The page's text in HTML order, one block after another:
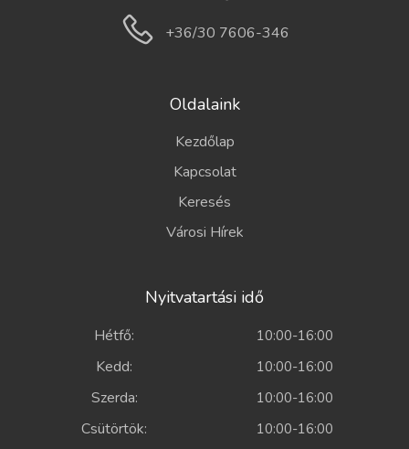
+36/30 7606-346
Oldalaink
Kezdőlap
Kapcsolat
Keresés
Városi Hírek
Nyitvatartási idő
Hétfő: 10:00-16:00
Kedd: 10:00-16:00
Szerda: 10:00-16:00
Csütörtök: 10:00-16:00